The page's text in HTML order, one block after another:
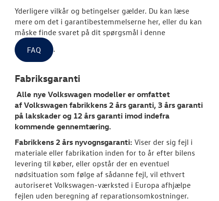
SKADECENTER
OM OS
Yderligere vilkår og betingelser gælder. Du kan læse
mere om det i garantibestemmelserne her, eller du kan
måske finde svaret på dit spørgsmål i denne
FAQ
.
Fabriksgaranti
Alle nye Volkswagen modeller er omfattet
af Volkswagen fabrikkens 2 års garanti, 3 års garanti
på lakskader og 12 års garanti imod indefra
kommende gennemtæring.
Fabrikkens 2 års nyvognsgaranti: Viser der sig fejl i
materiale eller fabrikation inden for to år efter bilens
levering til køber, eller opstår der en eventuel
nødsituation som følge af sådanne fejl, vil ethvert
autoriseret Volkswagen-værksted i Europa afhjælpe
fejlen uden beregning af reparationsomkostninger.